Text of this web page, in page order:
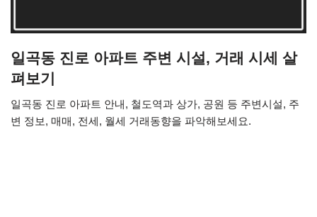
일곡동 진로 아파트 주변 시설, 거래 시세 살
펴보기
일곡동 진로 아파트 안내, 철도역과 상가, 공원 등 주변시설, 주
변 정보, 매매, 전세, 월세 거래동향을 파악해보세요.